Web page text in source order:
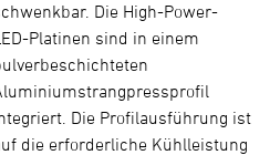
Die High-Power-
Platinen sind in einem
Die Profilausführung ist
die erforderliche Kühlleistung